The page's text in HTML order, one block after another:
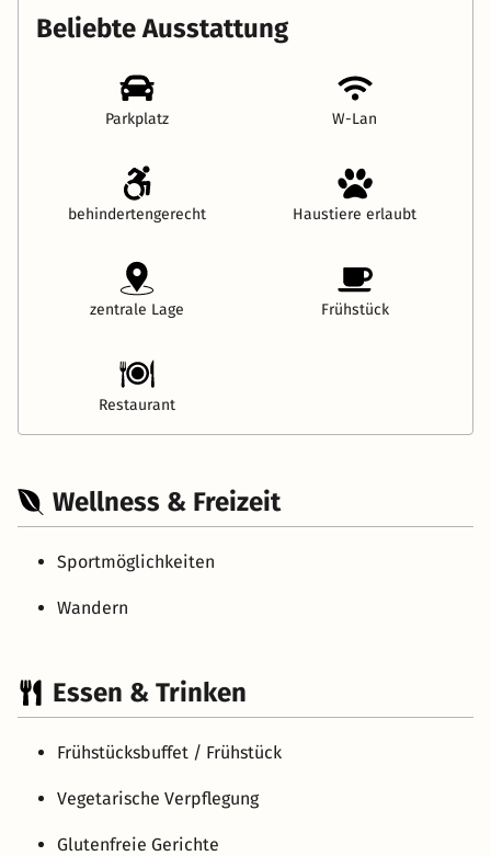
Beliebte Ausstattung
Parkplatz W-Lan
behindertengerecht Haustiere erlaubt
zentrale Lage Frühstück
Restaurant
Wellness & Freizeit
Sportmöglichkeiten
Wandern
Essen & Trinken
Frühstücksbuffet / Frühstück
Vegetarische Verpflegung
Glutenfreie Gerichte